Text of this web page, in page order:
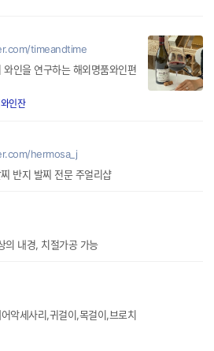
timeandtime
인을 연구하는 해외명품와인편
인잔
hermosa_j
반지 발찌 전문 주얼리샵
의 내경, 치절가공 가능
악세사리,귀걸이,목걸이,브로치